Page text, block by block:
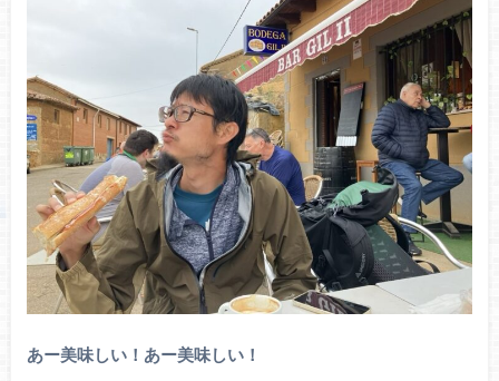
あー美味しい！あー美味しい！